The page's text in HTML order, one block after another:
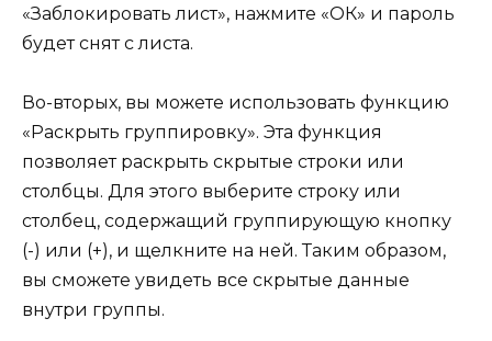
«Заблокировать лист», нажмите «ОК» и пароль
будет снят с листа.
Во-вторых, вы можете использовать функцию
«Раскрыть группировку». Эта функция
позволяет раскрыть скрытые строки или
столбцы. Для этого выберите строку или
столбец, содержащий группирующую кнопку
(-) или (+), и щелкните на ней. Таким образом,
вы сможете увидеть все скрытые данные
внутри группы.